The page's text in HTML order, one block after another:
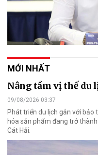
MỚI NHẤT
Nâng tầm vị thế du
09/08/2026 03:37
Phát triển du lịch gắn với bảo
hóa sản phẩm đang trở
Cát Hải.